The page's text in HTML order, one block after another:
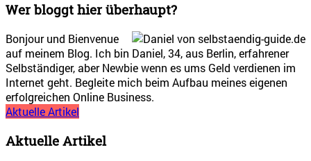
Wer bloggt hier überhaupt?
Bonjour und Bienvenue
auf meinem Blog. Ich bin Daniel, 34, aus Berlin, erfahrener
Selbständiger, aber Newbie wenn es ums Geld verdienen im
Internet geht. Begleite mich beim Aufbau meines eigenen
erfolgreichen Online Business.
Aktuelle Artikel
Aktuelle Artikel